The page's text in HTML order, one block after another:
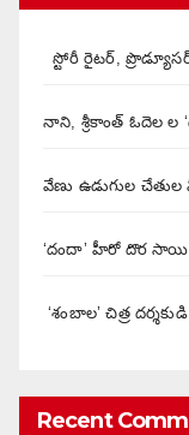
స్టోరీ రైటర్,
నాని, శ్రీకాంత్ ఓదెల ల
వేణు ఉడుగుల చేతుల
‘దందా’ హీరో దొర సాయి
‘శంబాల’ చిత్ర
Recent